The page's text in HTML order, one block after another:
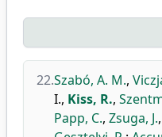
22.Szabó, A. M.,
I., Kiss, R.,
Papp, C., Zsuga, J.,